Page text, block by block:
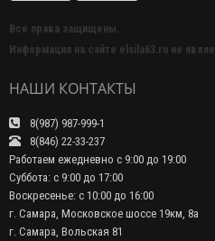
Все права защищены.
Информация на сайте elsila63.ru не
НАШИ КОНТАКТЫ
8(987) 987-999-1
8(846) 22-33-237
Работаем ежедневно с 9:00 до 19:00
Суббота: с 9:00 до 17:00
Воскресенье: с 10:00 до 16:00
г. Самара, Московское шоссе 19км, 8а
г. Самара, Вольская 81